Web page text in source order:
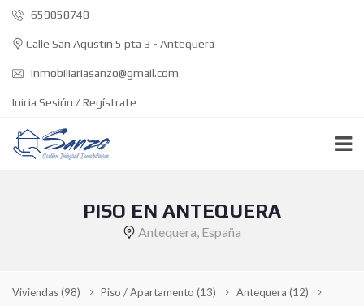
659058748
Calle San Agustin 5 pta 3 - Antequera
inmobiliariasanzo@gmail.com
Inicia Sesión / Regístrate
PISO EN ANTEQUERA
Antequera, España
Viviendas(98) Piso / Apartamento (13) Antequera (12)